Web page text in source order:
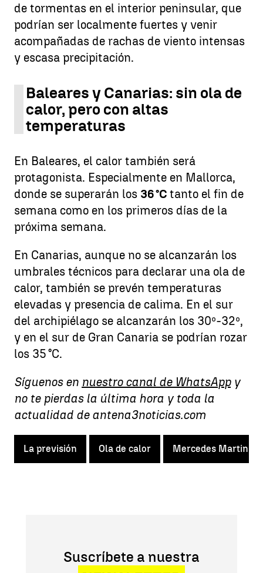
de tormentas en el interior peninsular, que
podrían ser localmente fuertes y venir
acompañadas de rachas de viento intensas
y escasa precipitación.
Baleares y Canarias: sin ola de
calor, pero con altas
temperaturas
En Baleares, el calor también será
protagonista. Especialmente en Mallorca,
donde se superarán los 36 °C tanto el fin de
semana como en los primeros días de la
próxima semana.
En Canarias, aunque no se alcanzarán los
umbrales técnicos para declarar una ola de
calor, también se prevén temperaturas
elevadas y presencia de calima. En el sur
del archipiélago se alcanzarán los 30º-32º,
y en el sur de Gran Canaria se podrían rozar
los 35 °C.
Síguenos en nuestro canal de WhatsAppy
no te pierdas la última hora y toda la
actualidad de antena3noticias.com
La previsión Ola de calor Mercedes Martin
Suscríbete a nuestra